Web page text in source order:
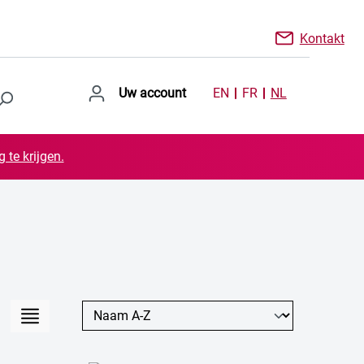
Kontakt
Uw account EN FR NL
te krijgen.